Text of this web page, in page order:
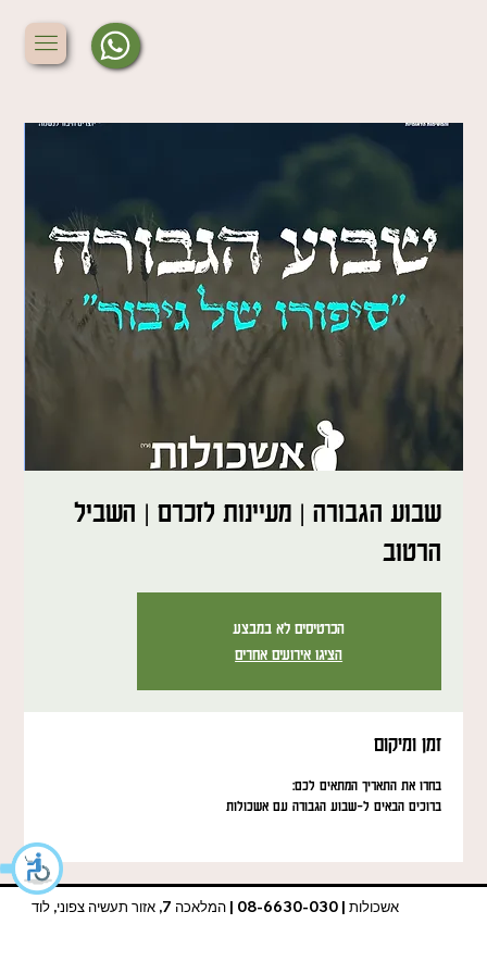
שבוע הגבורה | מעיינות לזכרם | השביל
הרטוב
הכרטיסים לא במבצע
הציגו אירועים אחרים
זמן ומיקום
בחרו את התאריך המתאים לכם:
ברוכים הבאים ל-שבוע הגבורה עם אשכולות
אשכולות | 08-6630-030 | המלאכה 7, אזור תעשיה צפוני, לוד